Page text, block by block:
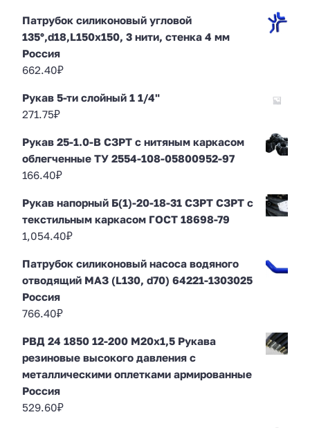
Патрубок силиконовый угловой
135°,d18,L150x150, 3 нити, стенка 4 мм
Россия
662.40₽
Рукав 5-ти слойный 1 1/4"
271.75₽
Рукав 25-1.0-В СЗРТ с нитяным каркасом
облегченные ТУ 2554-108-05800952-97
166.40₽
Рукав напорный Б(1)-20-18-31 СЗРТ СЗРТ с
текстильным каркасом ГОСТ 18698-79
1,054.40₽
Патрубок силиконовый насоса водяного
отводящий МАЗ (L130, d70) 64221-1303025
Россия
766.40₽
РВД 24 1850 12-200 М20х1,5 Рукава
резиновые высокого давления с
металлическими оплетками армированные
Россия
529.60₽